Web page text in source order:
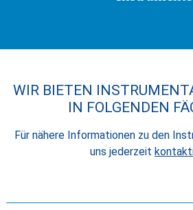
WIR BIETEN
IN FOLGENDEN
Für nähere Informationen zu den
uns jederzeit